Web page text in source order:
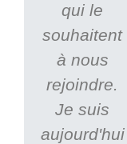
qui le
souhaitent
à nous
rejoindre.
Je suis
aujourd'hui